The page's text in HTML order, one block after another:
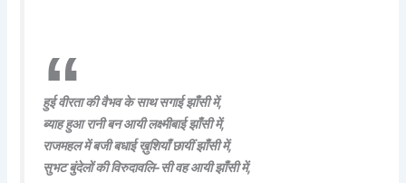
हुई वीरता की वैभव के साथ सगाई झाँसी में,
ब्याह हुआ रानी बन आयी लक्ष्मीबाई झाँसी में,
राजमहल में बजी बधाई ख़ुशियाँ छायीं झाँसी में,
सुभट बुंदेलों की विरुदावलि-सी वह आयी झाँसी में,